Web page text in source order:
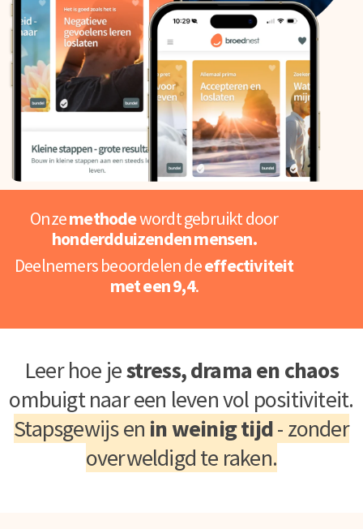
Onzemethodewordt gebruikt door
honderdduizenden mensen.
Deelnemers beoordelen deeffectiviteit
met een 9,4.
Leer hoe jestress, drama en chaos
ombuigt naar een leven vol positiviteit.
Stapsgewijs en in weinig tijd- zonder
overweldigd te raken.